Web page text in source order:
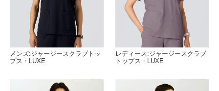
メンズ:ジャージースクラブトッ
プス・LUXE
レディース:ジャージースクラブ
トップス・LUXE